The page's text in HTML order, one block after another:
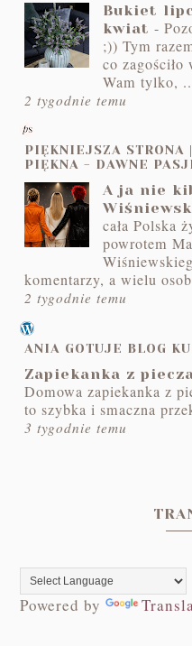
Bukiet
kwiat -
;)) Tym
co
Wam tylko,
2 tygodnie temu
PIĘKNIEJSZA STRONA
PIĘKNA - DAWNE
A ja nie
cała Polska
powrotem
komentarzy, a wielu
2 tygodnie temu
ANIA GOTUJE BLOG
Zapiekanka z
Domowa zapiekanka z
to szybka i smaczna
3 tygodnie temu
Powered by